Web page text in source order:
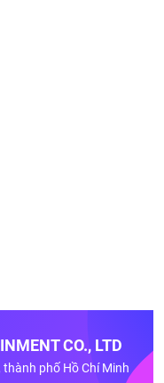
CO., LTD
phố Hồ Chí Minh